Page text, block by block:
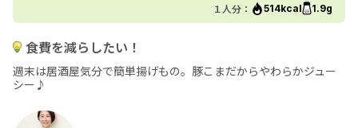
１人分： 514kcal 1.9g
食費を減らしたい！
週末は居酒屋気分で簡単揚げもの。豚こまだからやわらかジュー
シー♪